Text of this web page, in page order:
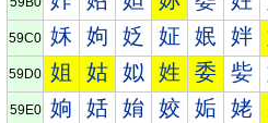
59C0 姀 姁 姂 姃 姄 姅
59D0 姐 姑 姒 姓 委 姕
59E0 姠 姡 姢 姣 姤 姥